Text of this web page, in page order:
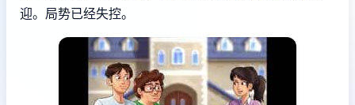
迎。局势已经失控。